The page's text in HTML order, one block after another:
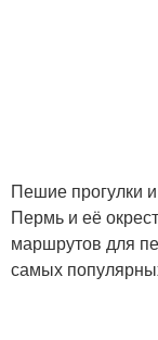
Пешие прогулки
Пермь и её
маршрутов для
самых